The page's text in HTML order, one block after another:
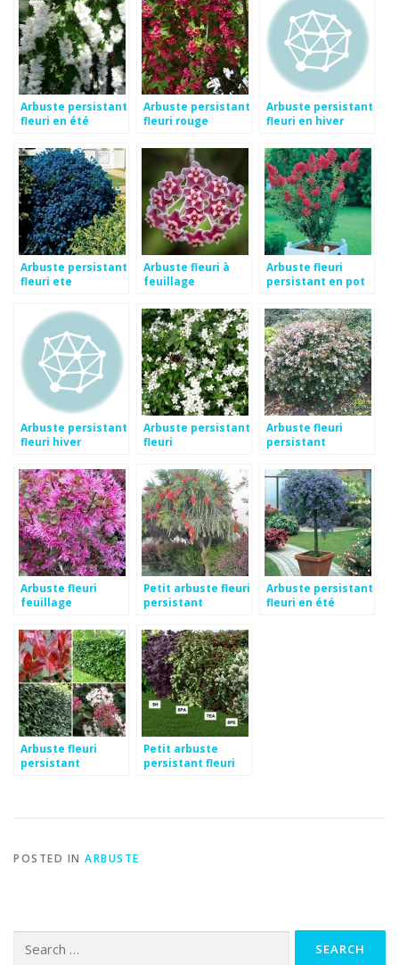
Arbuste persistant
fleuri en été
Arbuste persistant
fleuri rouge
Arbuste persistant
fleuri en hiver
Arbuste persistant
fleuri ete
Arbuste fleuri à
feuillage
Arbuste fleuri
persistant en pot
Arbuste persistant
fleuri hiver
Arbuste persistant
fleuri
Arbuste fleuri
persistant
Arbuste fleuri
feuillage
Petit arbuste fleuri
persistant
Arbuste persistant
fleuri en été
Arbuste fleuri
persistant
Petit arbuste
persistant fleuri
POSTED IN ARBUSTE
for: